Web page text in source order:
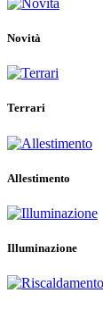
Novità
Terrari
Allestimento
Illuminazione